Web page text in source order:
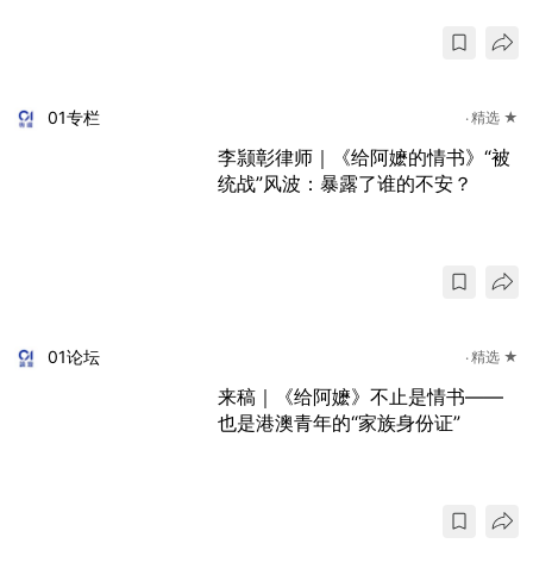
01专栏 精选 ★
李颕彰律师｜《给阿嬷的情书》“被
统战”风波：暴露了谁的不安？
01论坛 精选 ★
来稿｜《给阿嬷》不止是情书——
也是港澳青年的“家族身份证”